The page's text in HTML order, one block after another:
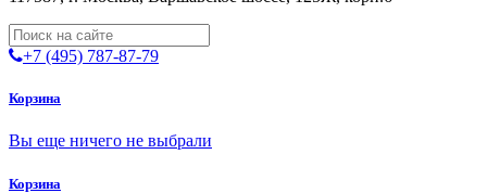
+7 (495) 787-87-79
Корзина
Вы еще ничего не выбрали
Корзина